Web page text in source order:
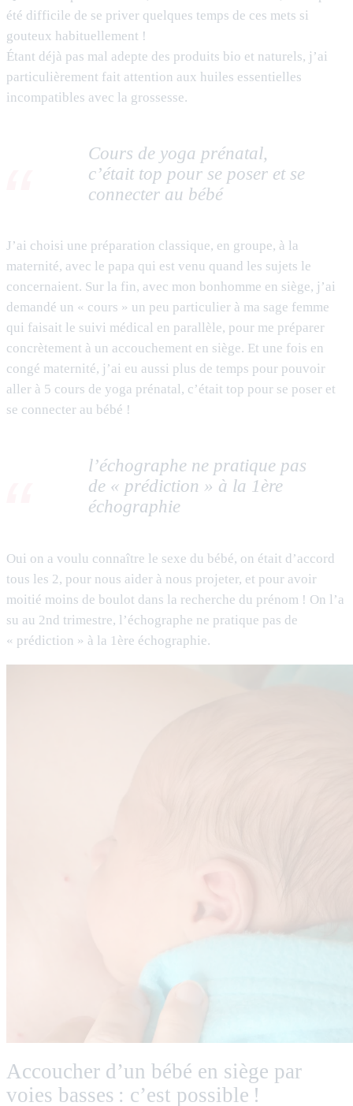
été difficile de se priver quelques temps de ces mets si
gouteux habituellement !
Étant déjà pas mal adepte des produits bio et naturels, j’ai
particulièrement fait attention aux huiles essentielles
incompatibles avec la grossesse.
Cours de yoga prénatal,
c’était top pour se poser et se
connecter au bébé
J’ai choisi une préparation classique, en groupe, à la
maternité, avec le papa qui est venu quand les sujets le
concernaient. Sur la fin, avec mon bonhomme en siège, j’ai
demandé un « cours » un peu particulier à ma sage femme
qui faisait le suivi médical en parallèle, pour me préparer
concrètement à un accouchement en siège. Et une fois en
congé maternité, j’ai eu aussi plus de temps pour pouvoir
aller à 5 cours de yoga prénatal, c’était top pour se poser et
se connecter au bébé !
l’échographe ne pratique pas
de « prédiction » à la 1ère
échographie
Oui on a voulu connaître le sexe du bébé, on était d’accord
tous les 2, pour nous aider à nous projeter, et pour avoir
moitié moins de boulot dans la recherche du prénom ! On l’a
su au 2nd trimestre, l’échographe ne pratique pas de
« prédiction » à la 1ère échographie.
Accoucher d’un bébé en siège par
voies basses : c’est possible !